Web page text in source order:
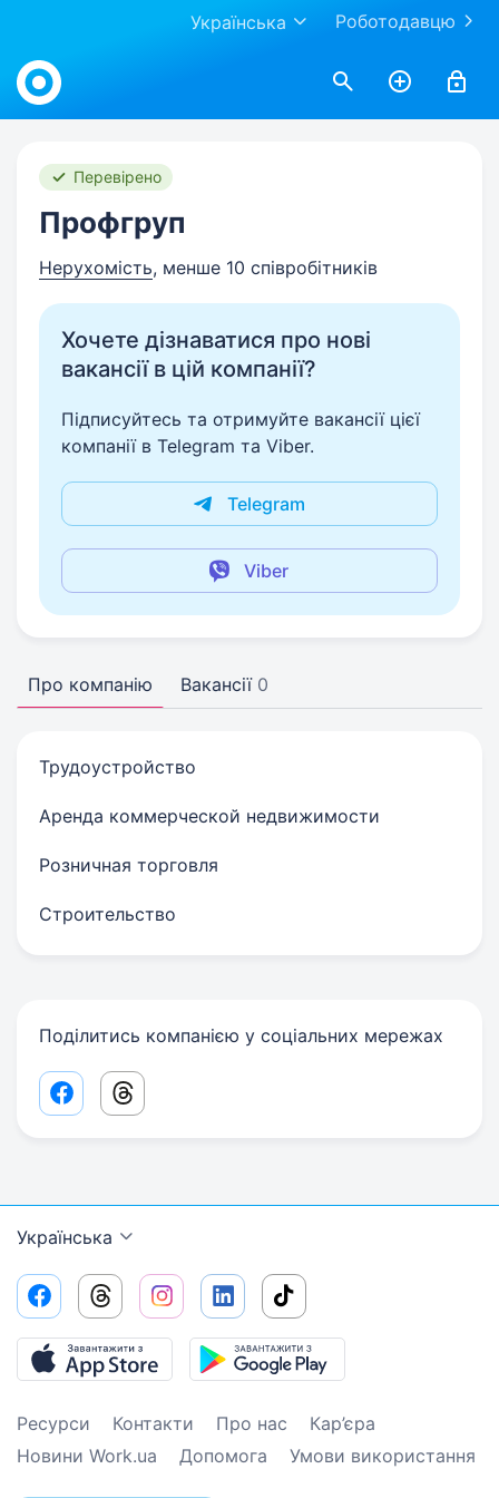
Роботодавцю
Українська
Work.ua
Перевірено
Профгруп
Нерухомість, менше 10 співробітників
Хочете дізнаватися про нові
вакансії в цій компанії?
Підписуйтесь та отримуйте вакансії цієї
компанії в Telegram та Viber.
Telegram
Viber
Про компанію Вакансії 0
Трудоустройство
Аренда коммерческой недвижимости
Розничная торговля
Строительство
Поділитись компанією у соціальних мережах
Facebook share link
Threads share link
Українська
Ресурси Контакти Про нас
Кар’єра
Новини Work.ua
Допомога Умови використання